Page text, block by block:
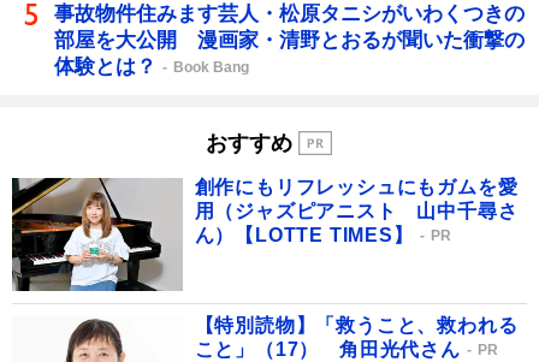
事故物件住みます芸人・松原タニシがいわくつきの
部屋を大公開 漫画家・清野とおるが聞いた衝撃の
体験とは？
Book Bang
おすすめ
創作にもリフレッシュにもガムを愛
用（ジャズピアニスト 山中千尋さ
ん）【LOTTE TIMES】
PR
【特別読物】「救うこと、救われる
こと」（17） 角田光代さん
PR